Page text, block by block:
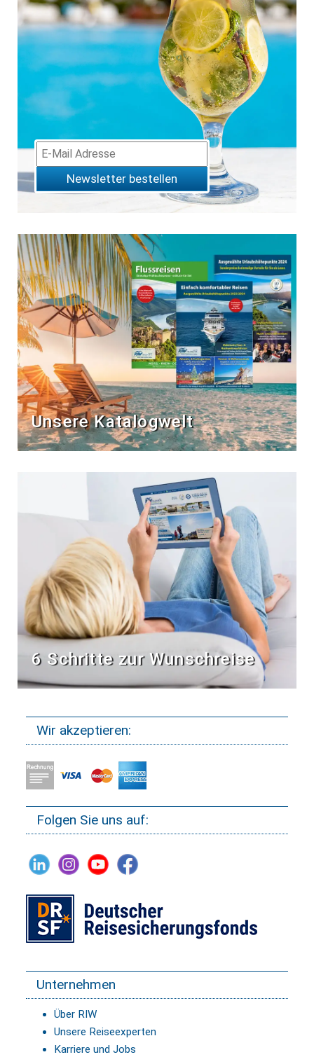
Newsletter bestellen
Unsere Katalogwelt
6 Schritte zur Wunschreise
Wir akzeptieren:
Folgen Sie uns auf:
Unternehmen
Über RIW
Unsere Reiseexperten
Karriere und Jobs